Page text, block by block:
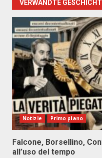
VERWANDTE
Notizie Primo piano
Falcone, Borsellino,
all’uso del tempo